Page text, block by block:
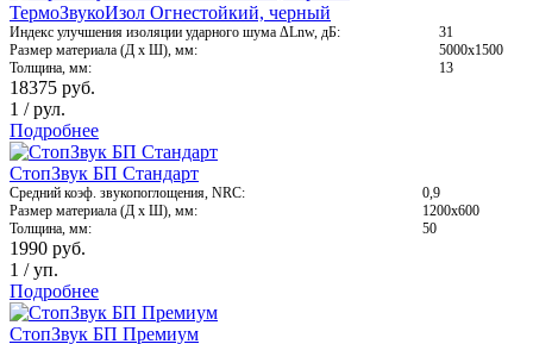
ТермоЗвукоИзол Огнестойкий, черный
Индекс улучшения изоляции ударного шума ΔLnw, дБ:
31
Размер материала (Д х Ш), мм:
5000х1500
Толщина, мм:
13
18375 руб.
1 /рул.
Подробнее
СтопЗвук БП Стандарт
Средний коэф. звукопоглощения, NRC:
0,9
Размер материала (Д х Ш), мм:
1200х600
Толщина, мм:
50
1990 руб.
1 /уп.
Подробнее
СтопЗвук БП Премиум